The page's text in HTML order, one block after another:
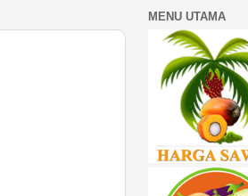
MENU UTAMA